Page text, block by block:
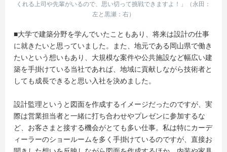
くれる上司や先輩がいるので、思い切って挑戦できますよ！」（永田：
左と黒瀬：右）
■大学で建築分野を学んでいたこともあり、将来は設計の仕事
に就きたいと思っていました。また、地元である岡山県で働き
たいという想いもあり、大規模な案件や公共施設など幅広い建
築を手掛けている当社であれば、地域に貢献しながら技術者と
しても成長できると思い入社を決めました。
設計監理というと図面を作成するイメージだったのですが、実
際は営業担当者と一緒に打ち合わせやプレゼンに参加するな
ど、お客さまと接する機会がとても多い仕事。私は特にカーデ
ィーラーのショールームを多く手掛けているのですが、直接お